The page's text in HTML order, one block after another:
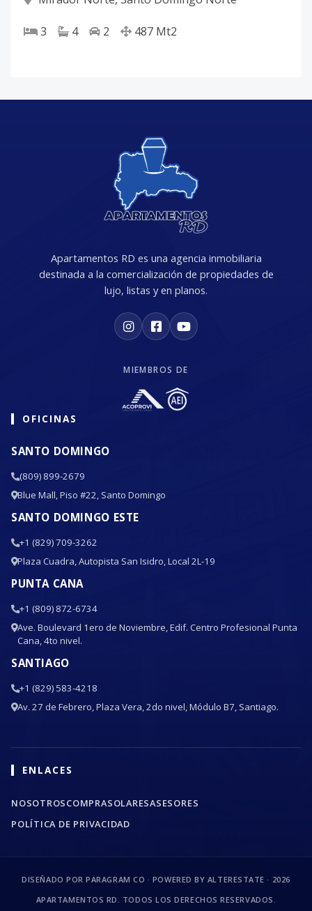
3 4 2 487 Mt2
Apartamentos RD es una agencia inmobiliaria
destinada a la comercialización de propiedades de
lujo, listas y en planos.
MIEMBROS DE
OFICINAS
SANTO DOMINGO
(809) 899-2679
Blue Mall, Piso #22, Santo Domingo
SANTO DOMINGO ESTE
+1 (829) 709-3262
Plaza Cuadra, Autopista San Isidro, Local 2L-19
PUNTA CANA
+1 (809) 872-6734
Ave. Boulevard 1ero de Noviembre, Edif. Centro Profesional Punta
Cana, 4to nivel.
SANTIAGO
+1 (829) 583-4218
Av. 27 de Febrero, Plaza Vera, 2do nivel, Módulo B7, Santiago.
ENLACES
NOSOTROSCOMPRASOLARESASESORES
POLÍTICA DE PRIVACIDAD
DISEÑADO POR PARAGRAM CO · POWERED BY ALTERESTATE · 2026
APARTAMENTOS RD. TODOS LOS DERECHOS RESERVADOS.